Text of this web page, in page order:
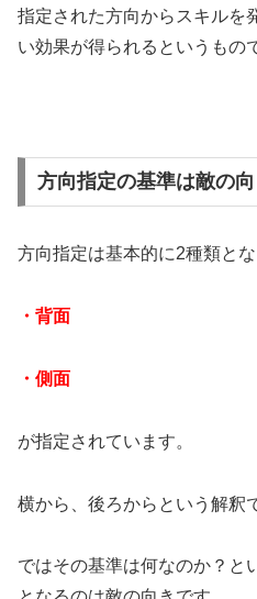
指定された方向からスキルを
い効果が得られるというもの
方向指定の基準は敵の向
方向指定は基本的に2種類とな
・背面
・側面
が指定されています。
横から、後ろからという解釈
ではその基準は何なのか？と